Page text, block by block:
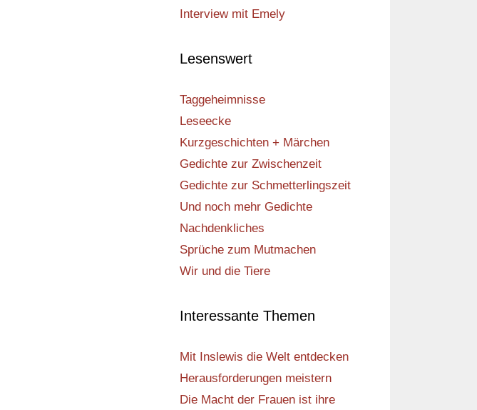
Interview mit Emely
Lesenswert
Taggeheimnisse
Leseecke
Kurzgeschichten + Märchen
Gedichte zur Zwischenzeit
Gedichte zur Schmetterlingszeit
Und noch mehr Gedichte
Nachdenkliches
Sprüche zum Mutmachen
Wir und die Tiere
Interessante Themen
Mit Inslewis die Welt entdecken
Herausforderungen meistern
Die Macht der Frauen ist ihre